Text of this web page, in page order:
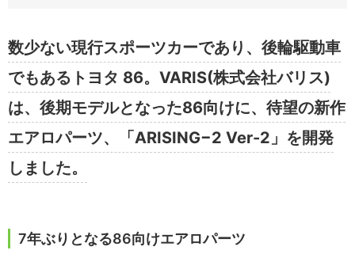
数少ない現行スポーツカーであり、後輪駆動車
でもあるトヨタ 86。VARIS(株式会社バリス)
は、後期モデルとなった86向けに、待望の新作
エアロパーツ、「ARISING−2 Ver-2」を開発
しました。
7年ぶりとなる86向けエアロパーツ